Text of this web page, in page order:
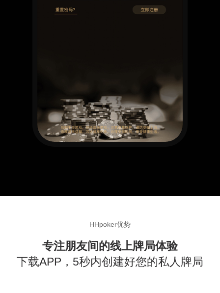
HHpoker优势
专注朋友间的线上牌局体验
下载APP，5秒内创建好您的私人牌局